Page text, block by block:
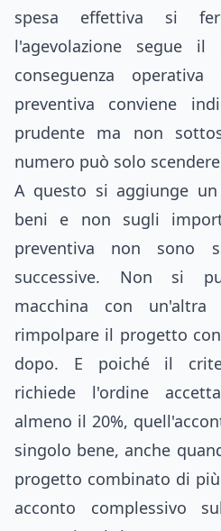
spesa effettiva si
l'agevolazione segue
conseguenza
preventiva conviene
prudente ma non
numero può solo
A questo si aggiunge
beni e non sugli
preventiva non sono
successive. Non si
macchina con
rimpolpare il progetto
dopo. E poiché il
richiede l'ordine
almeno il 20%,
singolo bene, anche
progetto combinato di
acconto complessivo